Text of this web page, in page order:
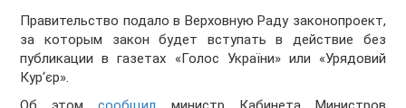
Правительство подало в Верховную Раду законопроект,
за которым закон будет вступать в действие без
публикации в газетах «Голос України» или «Урядовий
Кур‘єр».